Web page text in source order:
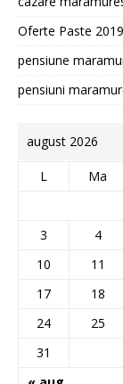
Oferte Paste
pensiune
pensiuni
august 2026
L Ma
3
4
10
11
17
18
24
25
31